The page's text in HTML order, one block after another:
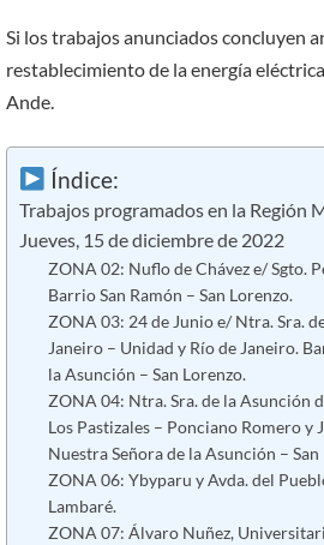
Si los trabajos anunciados concluyen
restablecimiento de la energía
Ande.
Índice:
Trabajos programados en la Región
Jueves, 15 de diciembre de 2022
ZONA 02: Nuflo de Chávez e/ Sgto.
Barrio San Ramón – San Lorenzo.
ZONA 03: 24 de Junio e/ Ntra. Sra.
Janeiro – Unidad y Río de Janeiro.
la Asunción – San Lorenzo.
ZONA 04: Ntra. Sra. de la Asunción
Los Pastizales – Ponciano Romero
Nuestra Señora de la Asunción – San
ZONA 06: Ybyparu y Avda. del
Lambaré.
ZONA 07: Álvaro Nuñez,